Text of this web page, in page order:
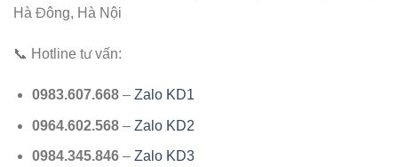
Hà Đông, Hà Nội
📞 Hotline tư vấn:
0983.607.668– Zalo KD1
0964.602.568– Zalo KD2
0984.345.846– Zalo KD3